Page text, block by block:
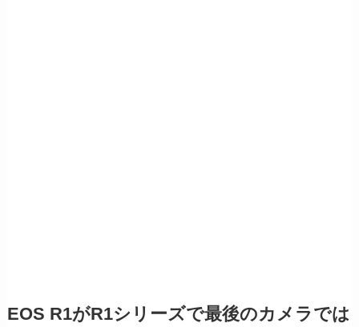
EOS R1がR1シリーズで最後のカメラでは